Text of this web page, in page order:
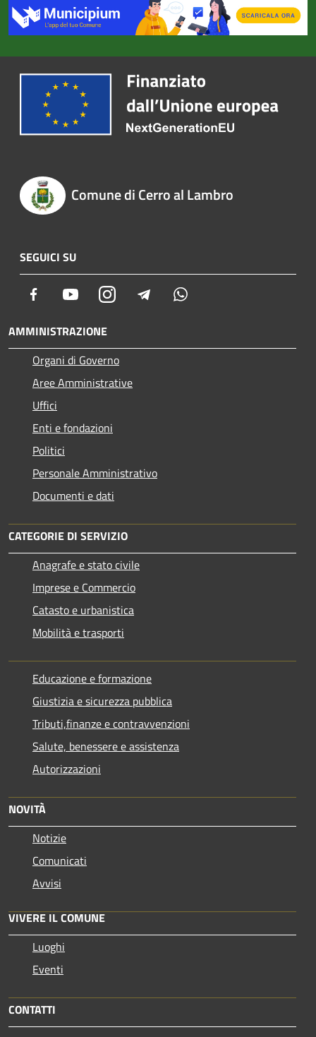
Comune di Cerro al Lambro
SEGUICI SU
Facebook YoutubeInstagram Telegram
AMMINISTRAZIONE
Organi di Governo
Aree Amministrative
Uffici
Enti e fondazioni
Politici
Personale Amministrativo
Documenti e dati
CATEGORIE DI SERVIZIO
Anagrafe e stato civile
Imprese e Commercio
Catasto e urbanistica
Mobilità e trasporti
Educazione e formazione
Giustizia e sicurezza pubblica
Tributi,finanze e contravvenzioni
Salute, benessere e assistenza
Autorizzazioni
NOVITÀ
Notizie
Comunicati
Avvisi
VIVERE IL COMUNE
Luoghi
Eventi
CONTATTI